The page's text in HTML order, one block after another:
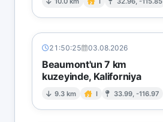
21:50:25 03.08.2026
Beaumont'un 7 km
kuzeyinde, Kaliforniya
9.3 km I 33.99, -116.97